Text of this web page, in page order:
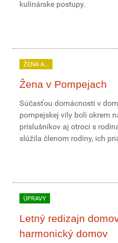
kulinárske postupy.
ŽENA A...
Žena v Pompejach
Súčasťou domácnosti v
pompejskej vily boli okrem
príslušníkov aj otroci s
slúžila členom rodiny, ich
ÚPRAVY
Letný redizajn
harmonický domov